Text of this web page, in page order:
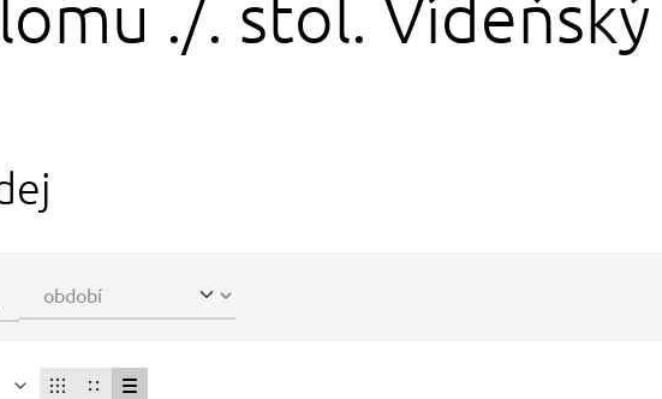
./. stol. Vídeňský